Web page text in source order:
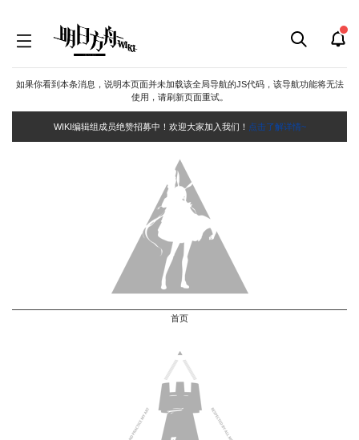
如果你看到本条消息，说明本页面并未加载该全局导航的JS代码，该导航功能将无法
使用，请刷新页面重试。
WIKI编辑组成员绝赞招募中！欢迎大家加入我们！ 点击了解详情~
首页